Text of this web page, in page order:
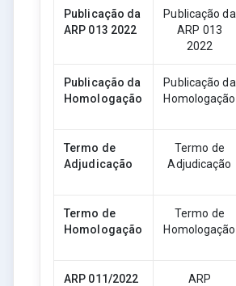
Publicação da
ARP 013 2022
Publicação da
ARP 013
2022
Publicação da
Homologação
Publicação da
Homologação
Termo de
Adjudicação
Termo de
Adjudicação
Termo de
Homologação
Termo de
Homologação
ARP 011/2022
ARP